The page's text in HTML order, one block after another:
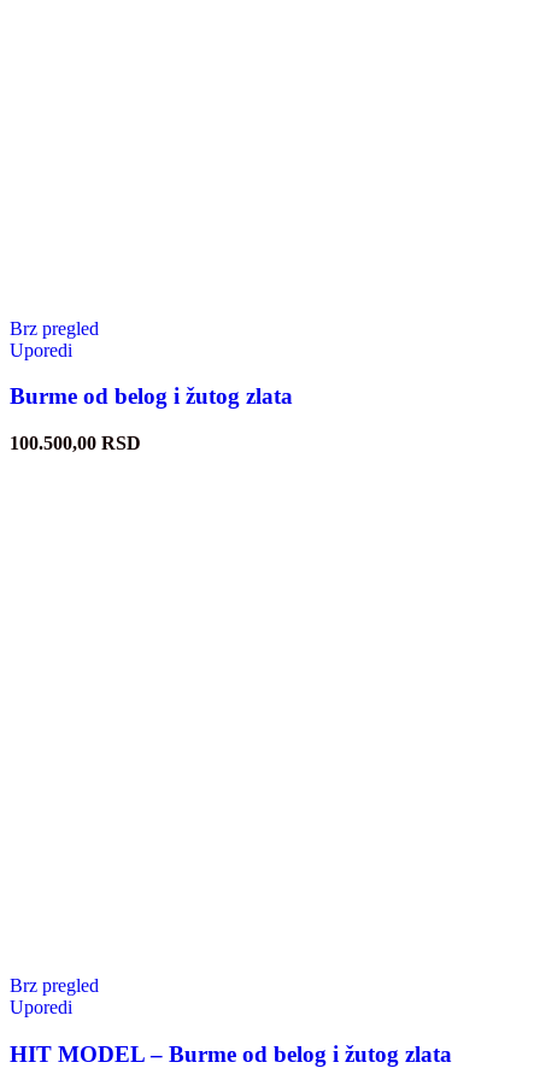
Brz pregled
Uporedi
Burme od belog i žutog zlata
100.500,00 RSD
Brz pregled
Uporedi
HIT MODEL – Burme od belog i žutog zlata